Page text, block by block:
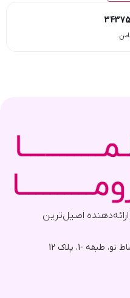
اصیل‌ترین
-1، پلاک 12